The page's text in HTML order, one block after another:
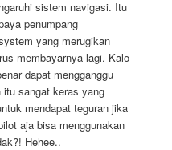
sistem navigasi. Itu
penumpang
yang merugikan
membayarnya lagi. Kalo
dapat mengganggu
sangat keras yang
mendapat teguran jika
aja bisa menggunakan
Hehee..